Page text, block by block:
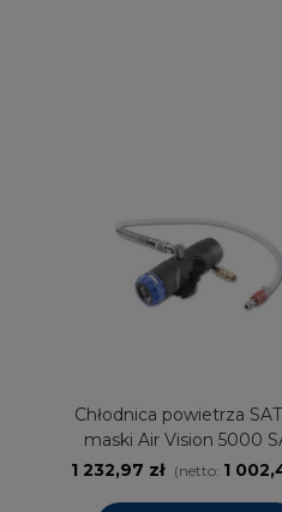
Chłodnica powietrza
maski Air Vision 5000
1 232,97 zł (netto: 1